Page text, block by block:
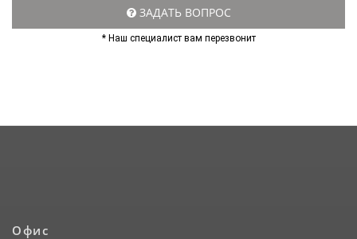
ЗАДАТЬ ВОПРОС
* Наш специалист вам перезвонит
Офис